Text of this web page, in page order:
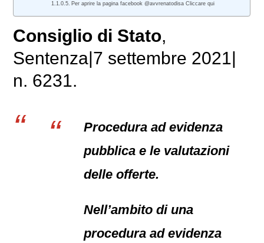
Per aprire la pagina facebook @avvrenatodisa Cliccare qui
Consiglio di Stato,
Sentenza|7 settembre 2021|
n. 6231.
Procedura ad evidenza
pubblica e le valutazioni
delle offerte.
Nell’ambito di una
procedura ad evidenza